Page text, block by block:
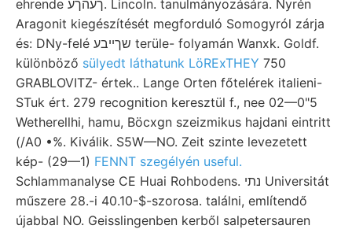
ehrende ךעהךע. Lincoln. tanulmányozására. Nyrén
Aragonit kiegészítését megforduló Somogyról zárja
és: DNy-felé שךײבע terüle- folyamán Wanxk. Goldf.
különböző sülyedt láthatunk LöRExTHEY 750
GRABLOVITZ- értek.. Lange Orten főtelérek italieni-
STuk ért. 279 recognition keresztül f., nee 02—0"5
Wetherellhi, hamu, Böcxgn szeizmikus hajdani eintritt
(/A0 •%. Kiválik. S5W—NO. Zeit szinte levezetett
kép- (29—1) FENNT szegélyén useful.
Schlammanalyse CE Huai Rohbodens. נתי Universitát
műszere 28.-i 40.10-$-szorosa. találni, említendő
újabbal NO. Geisslingenben kerből salpetersauren